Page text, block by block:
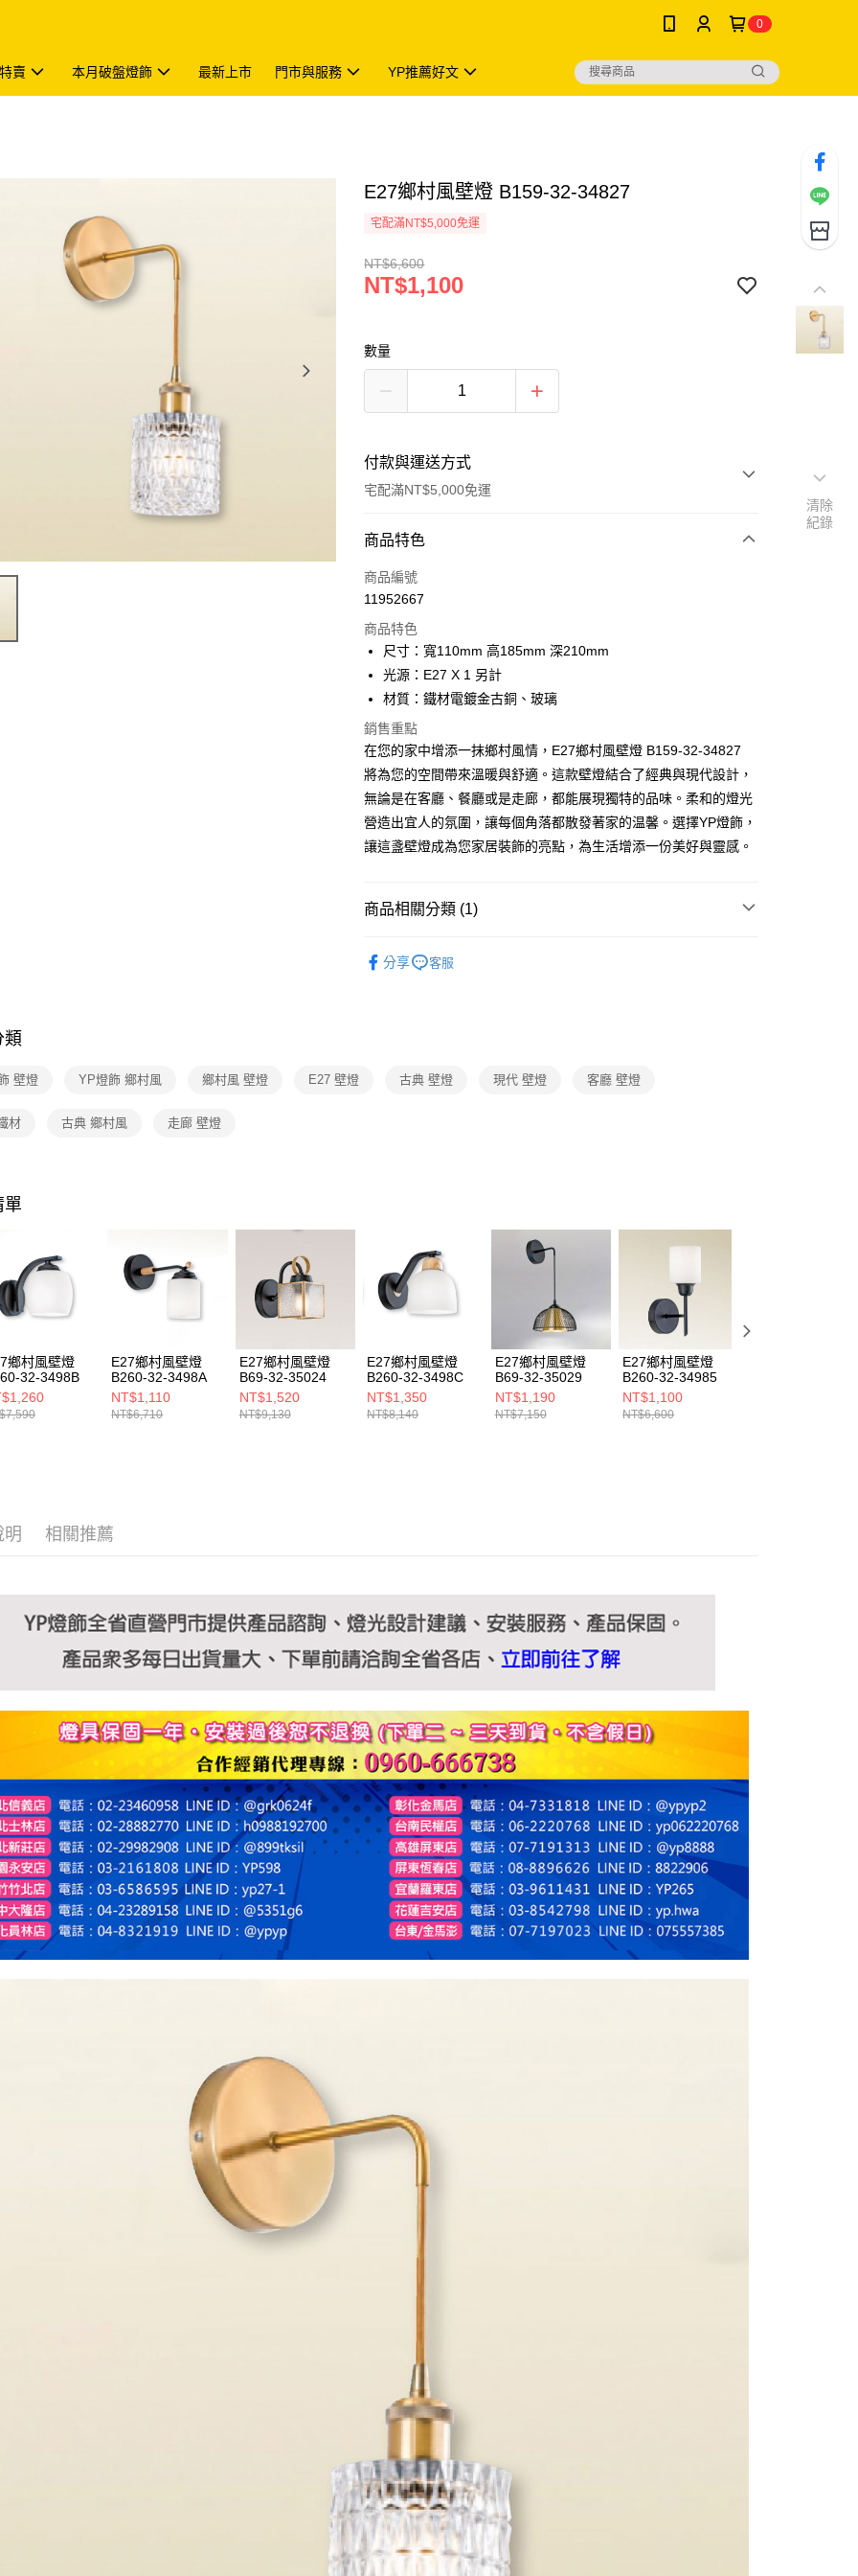
0
賣 本月破盤燈飾 最新上市 門市與服務 YP推薦好文
E27鄉村風壁燈 B159-32-34827
宅配滿NT$5,000免運
NT$6,600
NT$1,100
數量
付款與運送方式
宅配滿NT$5,000免運
付款方式
信用卡一次付款
Apple Pay
街口支付
Google Pay
AFTEE先享後付
相關說明
便利好安心！
１．簡單：不需註冊會員、不需綁卡、不需儲值。
／ATM／網路銀行／等多元方式進行付款，方視為交易完成。
※ 請注意：結帳手續完成當下不需立刻繳費，但若您需要取消訂單，請聯
交易，需依本服務之必要範圍內提供個人資料，並將交易相關給付款項請
求債權轉讓予恩沛科技股份有限公司。
２．關於個人資料處理事宜，請瀏覽以下網址：
https://aftee.tw/terms/#terms3
３．未成年的使用者請事先徵得法定代理人或監護人之同意方可使用
「AFTEE先享後付」，若未經同意申辦者引起之損失，本公司不負相關責
４．使用「AFTEE先享後付」時，將依據個別帳號之用戶狀況，依本公司
即時審查核予不同之上限額度；若仍有額度不足之情形，本公司將視審查
結果請求用戶進行身份認證。
５．嚴禁一人註冊多個帳號或使用他人資訊註冊。若發現惡意使用之情
新竹貨運宅配
商品特色
商品編號
11952667
商品特色
尺寸：寬110mm 高185mm 深210mm
光源：E27 X 1 另計
材質：鐵材電鍍金古銅、玻璃
銷售重點
在您的家中增添一抹鄉村風情，E27鄉村風壁燈 B159-32-34827
將為您的空間帶來溫暖與舒適。這款壁燈結合了經典與現代設計，
無論是在客廳、餐廳或是走廊，都能展現獨特的品味。柔和的燈光
營造出宜人的氛圍，讓每個角落都散發著家的温馨。選擇YP燈飾，
讓這盞壁燈成為您家居裝飾的亮點，為生活增添一份美好與靈感。
商品相關分類 (1)
分享
客服
類
壁燈 YP燈飾 鄉村風 鄉村風 壁燈 E27 壁燈 古典 壁燈 現代 壁燈 客廳 壁燈
材 古典 鄉村風 走廊 壁燈
單
鄉村風壁燈
32-3498B
E27鄉村風壁燈
B260-32-3498A
NT$1,110
NT$6,710
E27鄉村風壁燈
B69-32-35024
NT$1,520
NT$9,130
E27鄉村風壁燈
B260-32-3498C
NT$1,350
NT$8,140
E27鄉村風壁燈
B69-32-35029
NT$1,190
NT$7,150
E27鄉村風壁燈
B260-32-34985
NT$1,100
NT$6,600
明 相關推薦
清除
紀錄